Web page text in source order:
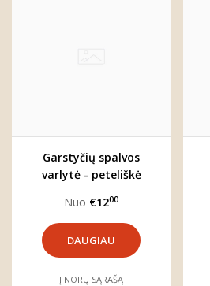
Garstyčių spalvos
varlytė - peteliškė
Nuo €1200
DAUGIAU
Į NORŲ SĄRAŠĄ